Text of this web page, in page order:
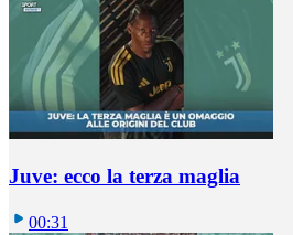
Juve: ecco la terza maglia
00:31